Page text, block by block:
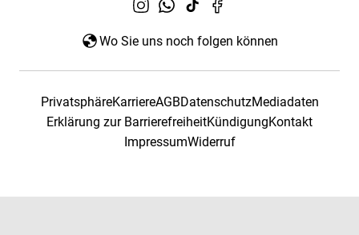
Wo Sie uns noch folgen können
PrivatsphäreKarriereAGBDatenschutzMediadaten
Erklärung zur BarrierefreiheitKündigungKontakt
ImpressumWiderruf